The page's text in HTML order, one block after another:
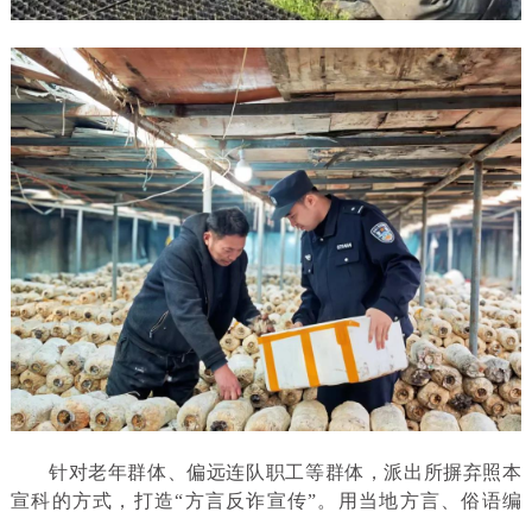
针对老年群体、偏远连队职工等群体，派出所摒弃照本
宣科的方式，打造“方言反诈宣传”。用当地方言、俗语编